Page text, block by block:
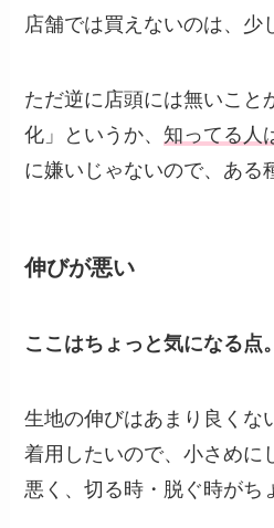
店舗では買えないのは、少
ただ逆に店頭には無いこと
化」というか、 知ってる人
に嫌いじゃないので、ある
伸びが悪い
ここはちょっと気になる点。
生地の伸びはあまり良くな
着用したいので、小さめに
悪く、切る時・脱ぐ時がち